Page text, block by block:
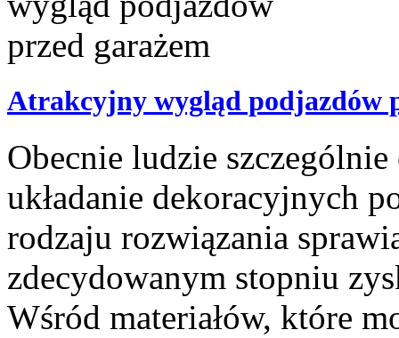
Atrakcyjny wygląd podjazdów
Obecnie ludzie
układanie dekoracyjnych
rodzaju rozwiązania
zdecydowanym stopniu
Wśród materiałów, które